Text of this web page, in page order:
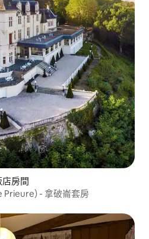
房間
Prieure) - 拿破崙套房